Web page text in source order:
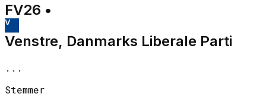
FV26 •
V
Venstre, Danmarks Liberale Parti
...
Stemmer